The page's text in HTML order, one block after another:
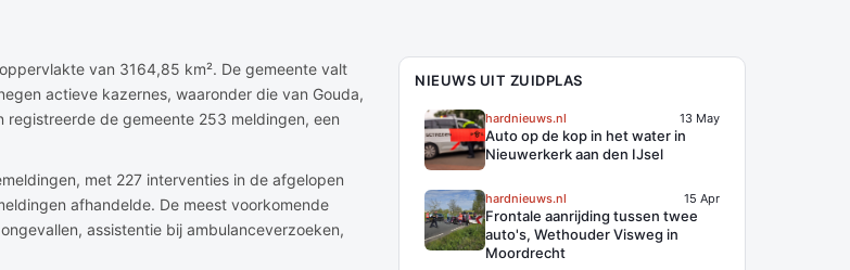
van 3164,85 km². De gemeente valt
actieve kazernes, waaronder die van Gouda,
de gemeente 253 meldingen, een
met 227 interventies in de afgelopen
afhandelde. De meest voorkomende
assistentie bij ambulanceverzoeken,
NIEUWS UIT ZUIDPLAS
hardnieuws.nl 13 May
Auto op de kop in het water in
Nieuwerkerk aan den IJsel
hardnieuws.nl 15 Apr
Frontale aanrijding tussen twee
auto's, Wethouder Visweg in
Moordrecht